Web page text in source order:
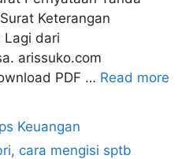
Keterangan
Lagi dari
arissuko.com
PDF … Read more
Keuangan
, cara mengisi sptb